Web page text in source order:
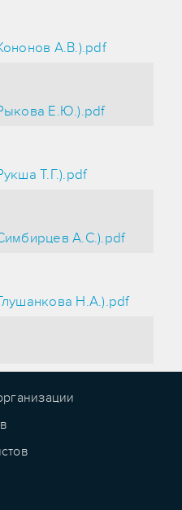
А.В.).pdf
Е.Ю.).pdf
Т.Г.).pdf
А.С.).pdf
Н.А.).pdf